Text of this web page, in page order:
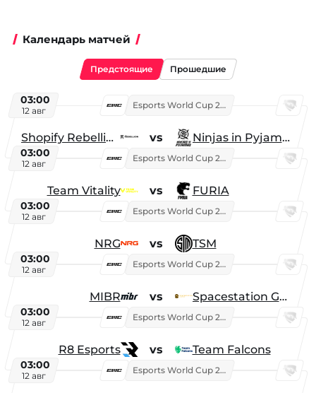
Календарь матчей
Предстоящие Прошедшие
03:00
12 авг
Esports World Cup 2026
Shopify Rebellion vs Ninjas in Pyjamas
03:00
12 авг
Esports World Cup 2026
Team Vitality vs FURIA
03:00
12 авг
Esports World Cup 2026
NRG vs TSM
03:00
12 авг
Esports World Cup 2026
MIBR vs Spacestation Gaming
03:00
12 авг
Esports World Cup 2026
R8 Esports vs Team Falcons
03:00
12 авг
Esports World Cup 2026